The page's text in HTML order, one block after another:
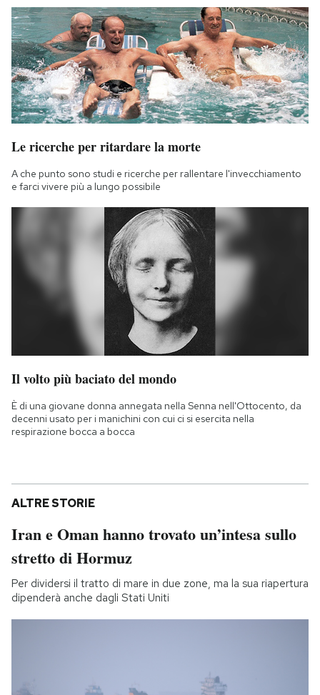
Le ricerche per ritardare la morte
A che punto sono studi e ricerche per rallentare l'invecchiamento
e farci vivere più a lungo possibile
Il volto più baciato del mondo
È di una giovane donna annegata nella Senna nell'Ottocento, da
decenni usato per i manichini con cui ci si esercita nella
respirazione bocca a bocca
ALTRE STORIE
Iran e Oman hanno trovato un’intesa sullo
stretto di Hormuz
Per dividersi il tratto di mare in due zone, ma la sua riapertura
dipenderà anche dagli Stati Uniti